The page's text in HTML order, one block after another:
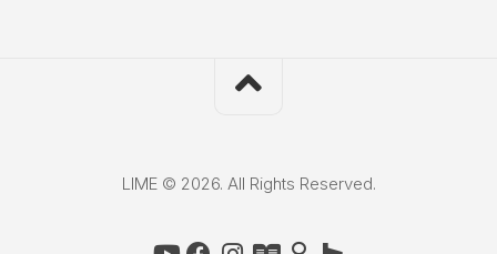
LIME © 2026. All Rights Reserved.